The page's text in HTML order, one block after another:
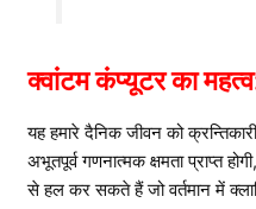
क्वांटम कंप्यूटर का
यह हमारे दैनिक जीवन को
अभूतपूर्व गणनात्मक क्षमता प्राप्त
से हल कर सकते हैं जो वर्तमान में